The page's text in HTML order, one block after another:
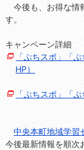
今後も、お得な情
す。
キャンペーン詳細
「ぷちスポ」「
HP）
「ぷちスポ」「
中央本町地域学習
今後最新情報を順次